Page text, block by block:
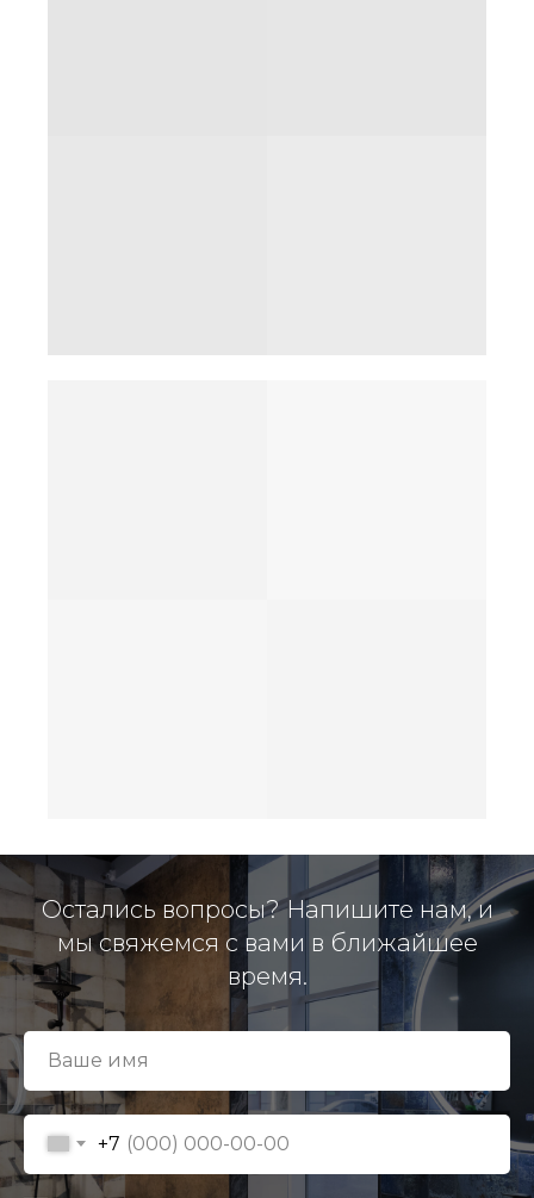
Остались вопросы? Напишите нам, и
мы свяжемся с вами в ближайшее
время.
+7